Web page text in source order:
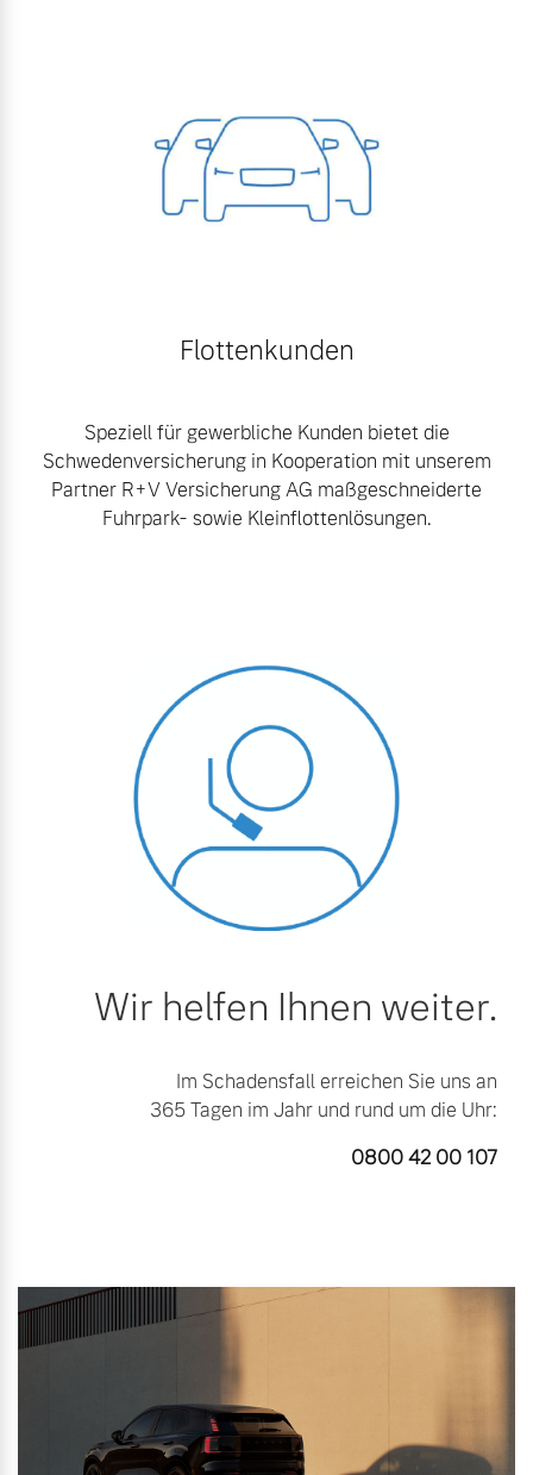
Flottenkunden
Speziell für gewerbliche Kunden bietet die
Schwedenversicherung in Kooperation mit unserem
Partner R+V Versicherung AG maßgeschneiderte
Fuhrpark- sowie Kleinflottenlösungen.
Wir helfen Ihnen weiter.
Im Schadensfall erreichen Sie uns an
365 Tagen im Jahr und rund um die Uhr:
0800 42 00 107